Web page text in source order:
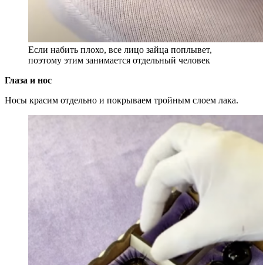
Если набить плохо, все лицо зайца поплывет,
поэтому этим занимается отдельный человек
Глаза и нос
Носы красим отдельно и покрываем тройным слоем лака.